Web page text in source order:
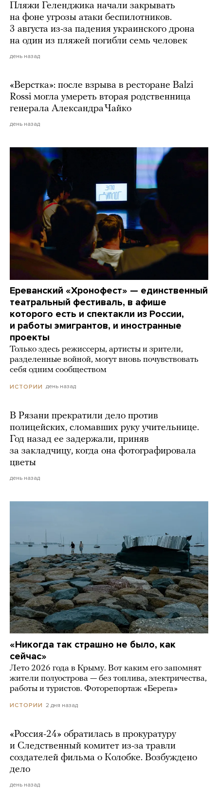
Пляжи Геленджика начали закрывать
на фоне угрозы атаки беспилотников.
3 августа из-за падения украинского дрона
на один из пляжей погибли семь человек
день назад
«Верстка»: после взрыва в ресторане Balzi
Rossi могла умереть вторая родственница
генерала Александра Чайко
день назад
Ереванский «Хронофест» — единственный
театральный фестиваль, в афише
которого есть и спектакли из России,
и работы эмигрантов, и иностранные
проекты
Только здесь режиссеры, артисты и зрители,
разделенные войной, могут вновь почувствовать
себя одним сообществом
ИСТОРИИ день назад
В Рязани прекратили дело против
полицейских, сломавших руку учительнице.
Год назад ее задержали, приняв
за закладчицу, когда она фотографировала
цветы
день назад
«Никогда так страшно не было, как
сейчас»
Лето 2026 года в Крыму. Вот каким его запомнят
жители полуострова — без топлива, электричества,
работы и туристов. Фоторепортаж «Берега»
ИСТОРИИ 2 дня назад
«Россия-24» обратилась в прокуратуру
и Следственный комитет из-за травли
создателей фильма о Колобке. Возбуждено
дело
день назад